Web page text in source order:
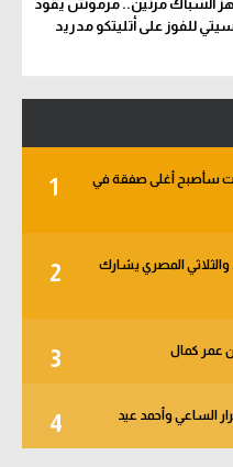
هز الشباك مرتين.. مرموش يقود
للفوز على أتليتكو مدريد
1
سأصبح أغلى صفقة في
2
في الجول - الأهلي يبدأ من دور الـ 32.. والثلاثي المصري يشارك
3 عمر كمال
4 الساعي وأحمد عيد